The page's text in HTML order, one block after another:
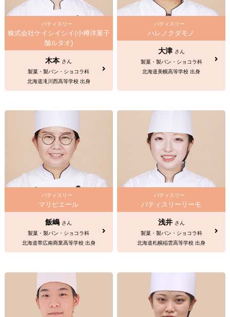
パティスリー
株式会社ケイシイシイ(小樽洋菓子
舗ルタオ)
木本 さん
製菓・製パン・ショコラ科
北海道滝川西高等学校 出身
パティスリー
ハレノクダモノ
大津 さん
製菓・製パン・ショコラ科
北海道美幌高等学校 出身
パティスリー
マリピエール
飯嶋 さん
製菓・製パン・ショコラ科
北海道帯広南商業高等学校 出身
パティスリー
パティスリーリーモ
浅井 さん
製菓・製パン・ショコラ科
北海道札幌稲雲高等学校 出身